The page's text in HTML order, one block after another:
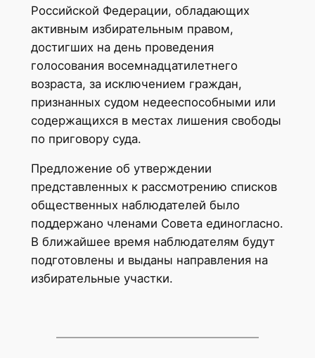
Российской Федерации, обладающих
активным избирательным правом,
достигших на день проведения
голосования восемнадцатилетнего
возраста, за исключением граждан,
признанных судом недееспособными или
содержащихся в местах лишения свободы
по приговору суда.
Предложение об утверждении
представленных к рассмотрению списков
общественных наблюдателей было
поддержано членами Совета единогласно.
В ближайшее время наблюдателям будут
подготовлены и выданы направления на
избирательные участки.